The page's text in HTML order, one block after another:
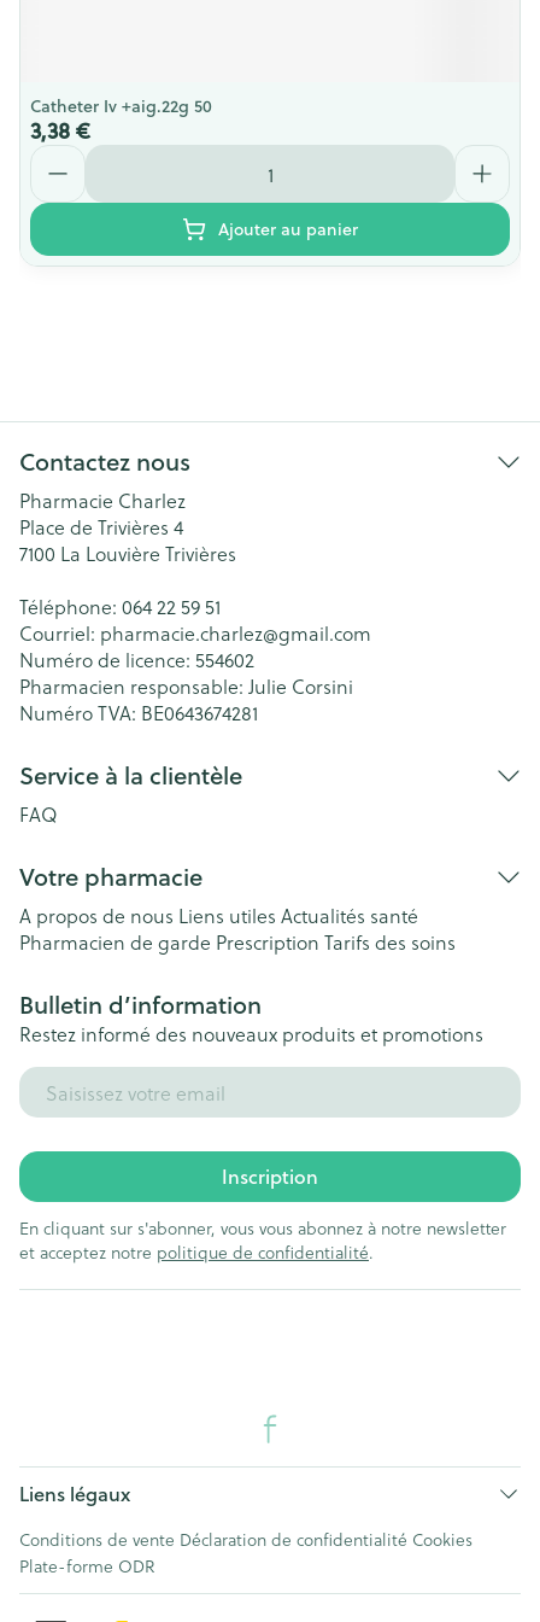
Catheter Iv +aig.22g 50
3,38 €
Quantité
Ajouter au panier
Contactez nous
Pharmacie Charlez
Place de Trivières 4
7100 La Louvière Trivières
Téléphone: 064 22 59 51
Courriel: pharmacie.charlez@gmail.com
Numéro de licence: 554602
Pharmacien responsable: Julie Corsini
Numéro TVA: BE0643674281
Service à la clientèle
FAQ
Votre pharmacie
A propos de nous Liens utiles Actualités santé
Pharmacien de garde Prescription Tarifs des soins
Bulletin d’information
Restez informé des nouveaux produits et promotions
Adresse mail
Inscription
En cliquant sur s'abonner, vous vous abonnez à notre newsletter
et acceptez notre politique de confidentialité.
Liens légaux
Conditions de vente Déclaration de confidentialité Cookies
Plate-forme ODR